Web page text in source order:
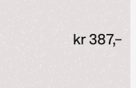
kr387,–